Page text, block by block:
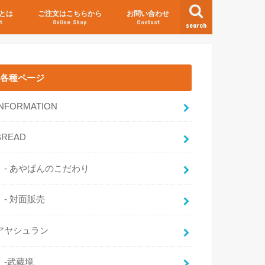
search
は ご注文はこちらから
Online Shop
お問い合わせ
Contact
各種ページ
- あやぱんのこだわり
- 対面販売
ヤシュラン
-武蔵境